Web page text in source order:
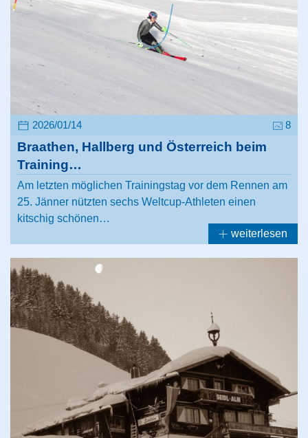
2026/01/14 8
Braathen, Hallberg und Österreich beim
Training…
Am letzten möglichen Trainingstag vor dem Rennen am
25. Jänner nützten sechs Weltcup-Athleten einen
kitschig schönen…
weiterlesen